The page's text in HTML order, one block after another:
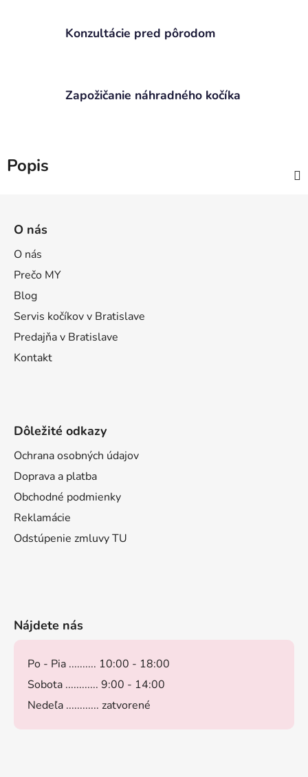
Konzultácie pred pôrodom
Zapožičanie náhradného kočíka
Popis
O nás
O nás
Prečo MY
Blog
Servis kočíkov v Bratislave
Predajňa v Bratislave
Kontakt
Dôležité odkazy
Ochrana osobných údajov
Doprava a platba
Obchodné podmienky
Reklamácie
Odstúpenie zmluvy TU
Nájdete nás
Po - Pia .......... 10:00 - 18:00
Sobota ............ 9:00 - 14:00
Nedeľa ............ zatvorené